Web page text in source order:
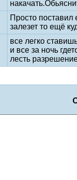
Просто поставил
залезет то ещё
все легко
и все за ночь
лесть